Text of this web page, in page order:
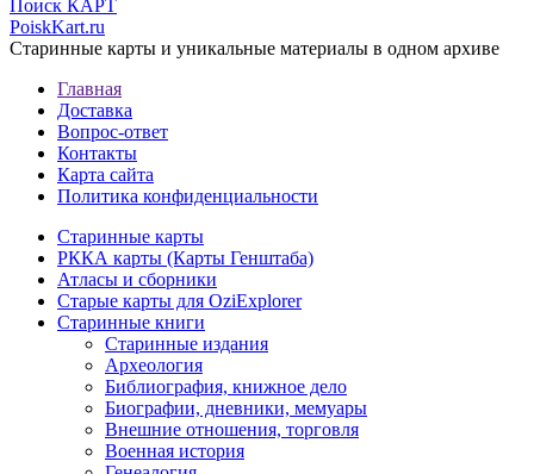
Поиск КАРТ
PoiskKart.ru
Старинные карты и уникальные материалы в одном архиве
Главная
Доставка
Вопрос-ответ
Контакты
Карта сайта
Политика конфиденциальности
Старинные карты
РККА карты (Карты Генштаба)
Атласы и сборники
Старые карты для OziExplorer
Старинные книги
Старинные издания
Археология
Библиография, книжное дело
Биографии, дневники, мемуары
Внешние отношения, торговля
Военная история